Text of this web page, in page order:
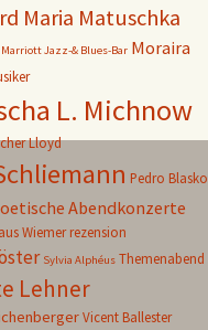
Maria Matuschka
Marriott Jazz-& Blues-Bar Moraira
L. Michnow
Lloyd
Pedro Blasko
Abendkonzerte
Wiemer rezension
Sylvia Alphéus Themenabend
Lehner
Vicent Ballester